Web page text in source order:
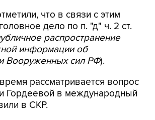
что в связи с этим
дело по п. "д" ч. 2 ст.
распространение
информации об
Вооруженных сил РФ).
рассматривается вопрос
Гордеевой в международный
в СКР.